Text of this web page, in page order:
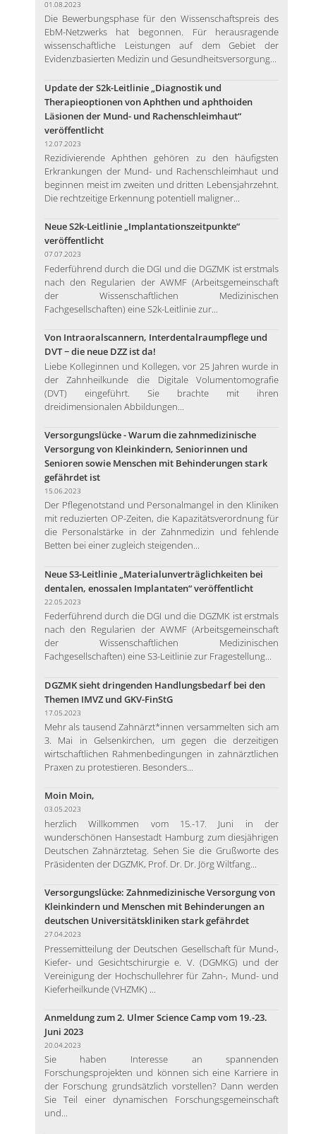
01.08.2023
Die Bewerbungsphase für den Wissenschaftspreis des
EbM-Netzwerks hat begonnen. Für herausragende
wissenschaftliche Leistungen auf dem Gebiet der
Evidenzbasierten Medizin und Gesundheitsversorgung...
Update der S2k-Leitlinie „Diagnostik und
Therapieoptionen von Aphthen und aphthoiden
Läsionen der Mund- und Rachenschleimhaut“
veröffentlicht
12.07.2023
Rezidivierende Aphthen gehören zu den häufigsten
Erkrankungen der Mund- und Rachenschleimhaut und
beginnen meist im zweiten und dritten Lebensjahrzehnt.
Die rechtzeitige Erkennung potentiell maligner...
Neue S2k-Leitlinie „Implantationszeitpunkte“
veröffentlicht
07.07.2023
Federführend durch die DGI und die DGZMK ist erstmals
nach den Regularien der AWMF (Arbeitsgemeinschaft
der Wissenschaftlichen Medizinischen
Fachgesellschaften) eine S2k-Leitlinie zur...
Von Intraoralscannern, Interdentalraumpflege und
DVT − die neue DZZ ist da!
Liebe Kolleginnen und Kollegen, vor 25 Jahren wurde in
der Zahnheilkunde die Digitale Volumentomografie
(DVT) eingeführt. Sie brachte mit ihren
dreidimensionalen Abbildungen...
Versorgungslücke - Warum die zahnmedizinische
Versorgung von Kleinkindern, Seniorinnen und
Senioren sowie Menschen mit Behinderungen stark
gefährdet ist
15.06.2023
Der Pflegenotstand und Personalmangel in den Kliniken
mit reduzierten OP-Zeiten, die Kapazitätsverordnung für
die Personalstärke in der Zahnmedizin und fehlende
Betten bei einer zugleich steigenden...
Neue S3-Leitlinie „Materialunverträglichkeiten bei
dentalen, enossalen Implantaten“ veröffentlicht
22.05.2023
Federführend durch die DGI und die DGZMK ist erstmals
nach den Regularien der AWMF (Arbeitsgemeinschaft
der Wissenschaftlichen Medizinischen
Fachgesellschaften) eine S3-Leitlinie zur Fragestellung...
DGZMK sieht dringenden Handlungsbedarf bei den
Themen IMVZ und GKV-FinStG
17.05.2023
Mehr als tausend Zahnärzt*innen versammelten sich am
3. Mai in Gelsenkirchen, um gegen die derzeitigen
wirtschaftlichen Rahmenbedingungen in zahnärztlichen
Praxen zu protestieren. Besonders...
Moin Moin,
03.05.2023
herzlich Willkommen vom 15.-17. Juni in der
wunderschönen Hansestadt Hamburg zum diesjährigen
Deutschen Zahnärztetag. Sehen Sie die Grußworte des
Präsidenten der DGZMK, Prof. Dr. Dr. Jörg Wiltfang...
Versorgungslücke: Zahnmedizinische Versorgung von
Kleinkindern und Menschen mit Behinderungen an
deutschen Universitätskliniken stark gefährdet
27.04.2023
Pressemitteilung der Deutschen Gesellschaft für Mund-,
Kiefer- und Gesichtschirurgie e. V. (DGMKG) und der
Vereinigung der Hochschullehrer für Zahn-, Mund- und
Kieferheilkunde (VHZMK) ...
Anmeldung zum 2. Ulmer Science Camp vom 19.-23.
Juni 2023
20.04.2023
Sie haben Interesse an spannenden
Forschungsprojekten und können sich eine Karriere in
der Forschung grundsätzlich vorstellen? Dann werden
Sie Teil einer dynamischen Forschungsgemeinschaft
und...